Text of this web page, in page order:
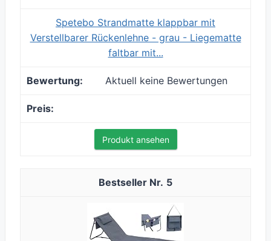
Spetebo Strandmatte klappbar mit
Verstellbarer Rückenlehne - grau - Liegematte
faltbar mit...
Aktuell keine Bewertungen
Produkt ansehen
5